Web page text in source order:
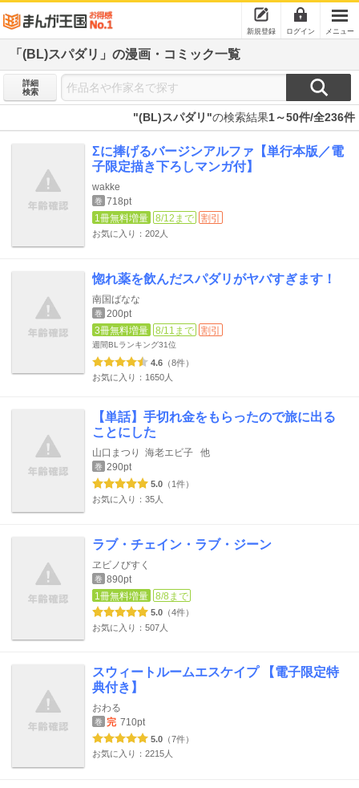
新規登録 ログイン メニュー
「(BL)スパダリ」の漫画・コミック一覧
詳細
検索
"(BL)スパダリ"の検索結果1～50件/全236件
Σに捧げるバージンアルファ【単行本版／電
子限定描き下ろしマンガ付】
wakke
巻 718pt
1冊無料増量
8/12まで 割引
お気に入り：202人
惚れ薬を飲んだスパダリがヤバすぎます！
南国ばなな
巻
200pt
3冊無料増量
8/11まで 割引
週間BLランキング31位
4.6 （8件）
お気に入り：1650人
【単話】手切れ金をもらったので旅に出る
ことにした
山口まつり 海老エビ子 他
巻 290pt
5.0 （1件）
お気に入り：35人
ラブ・チェイン・ラブ・ジーン
ヱビノびすく
巻 890pt
1冊無料増量
8/8まで
5.0 （4件）
お気に入り：507人
スウィートルームエスケイプ 【電子限定特
典付き】
おわる
巻 完 710pt
5.0 （7件）
お気に入り：2215人